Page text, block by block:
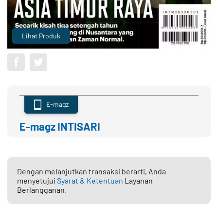
Lihat Produk
E-magz INTISARI
E-magz
Dengan melanjutkan transaksi berarti, Anda
menyetujui Syarat & Ketentuan Layanan
Berlangganan.